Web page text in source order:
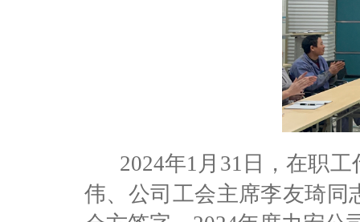
2024年1月31日，在职
伟、公司工会主席李友琦同